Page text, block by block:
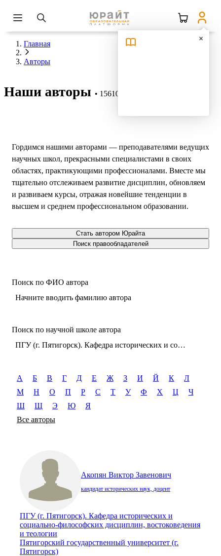
Главная
Авторы
Наши авторы 15610 авторов
Гордимся нашими авторами — преподавателями ведущих
научных школ, прекрасными специалистами в своих
областях, практикующими профессионалами. Вместе мы
тщательно отслеживаем развитие дисциплин, обновляем
и развиваем курсы, отражая новейшие тенденции в
высшем и среднем профессиональном образовании.
Стать автором Юрайта
Поиск правообладателей
Поиск по ФИО автора
Начните вводить фамилию автора
Поиск по научной школе автора
ПГУ (г. Пятигорск). Кафедра исторических и социально-философских дисциплин, востоковедения и теологии
А Б В Г Д Е Ж З И Й К
Л
М
Н О П Р С Т У Ф Х Ц
Ч
Ш
Щ Э Ю
Я
Все авторы
Акопян Виктор Завенович
кандидат исторических наук, доцент
ПГУ (г. Пятигорск). Кафедра исторических и
социально-философских дисциплин, востоковедения
и теологии
Пятигорский государственный университет (г.
Пятигорск)